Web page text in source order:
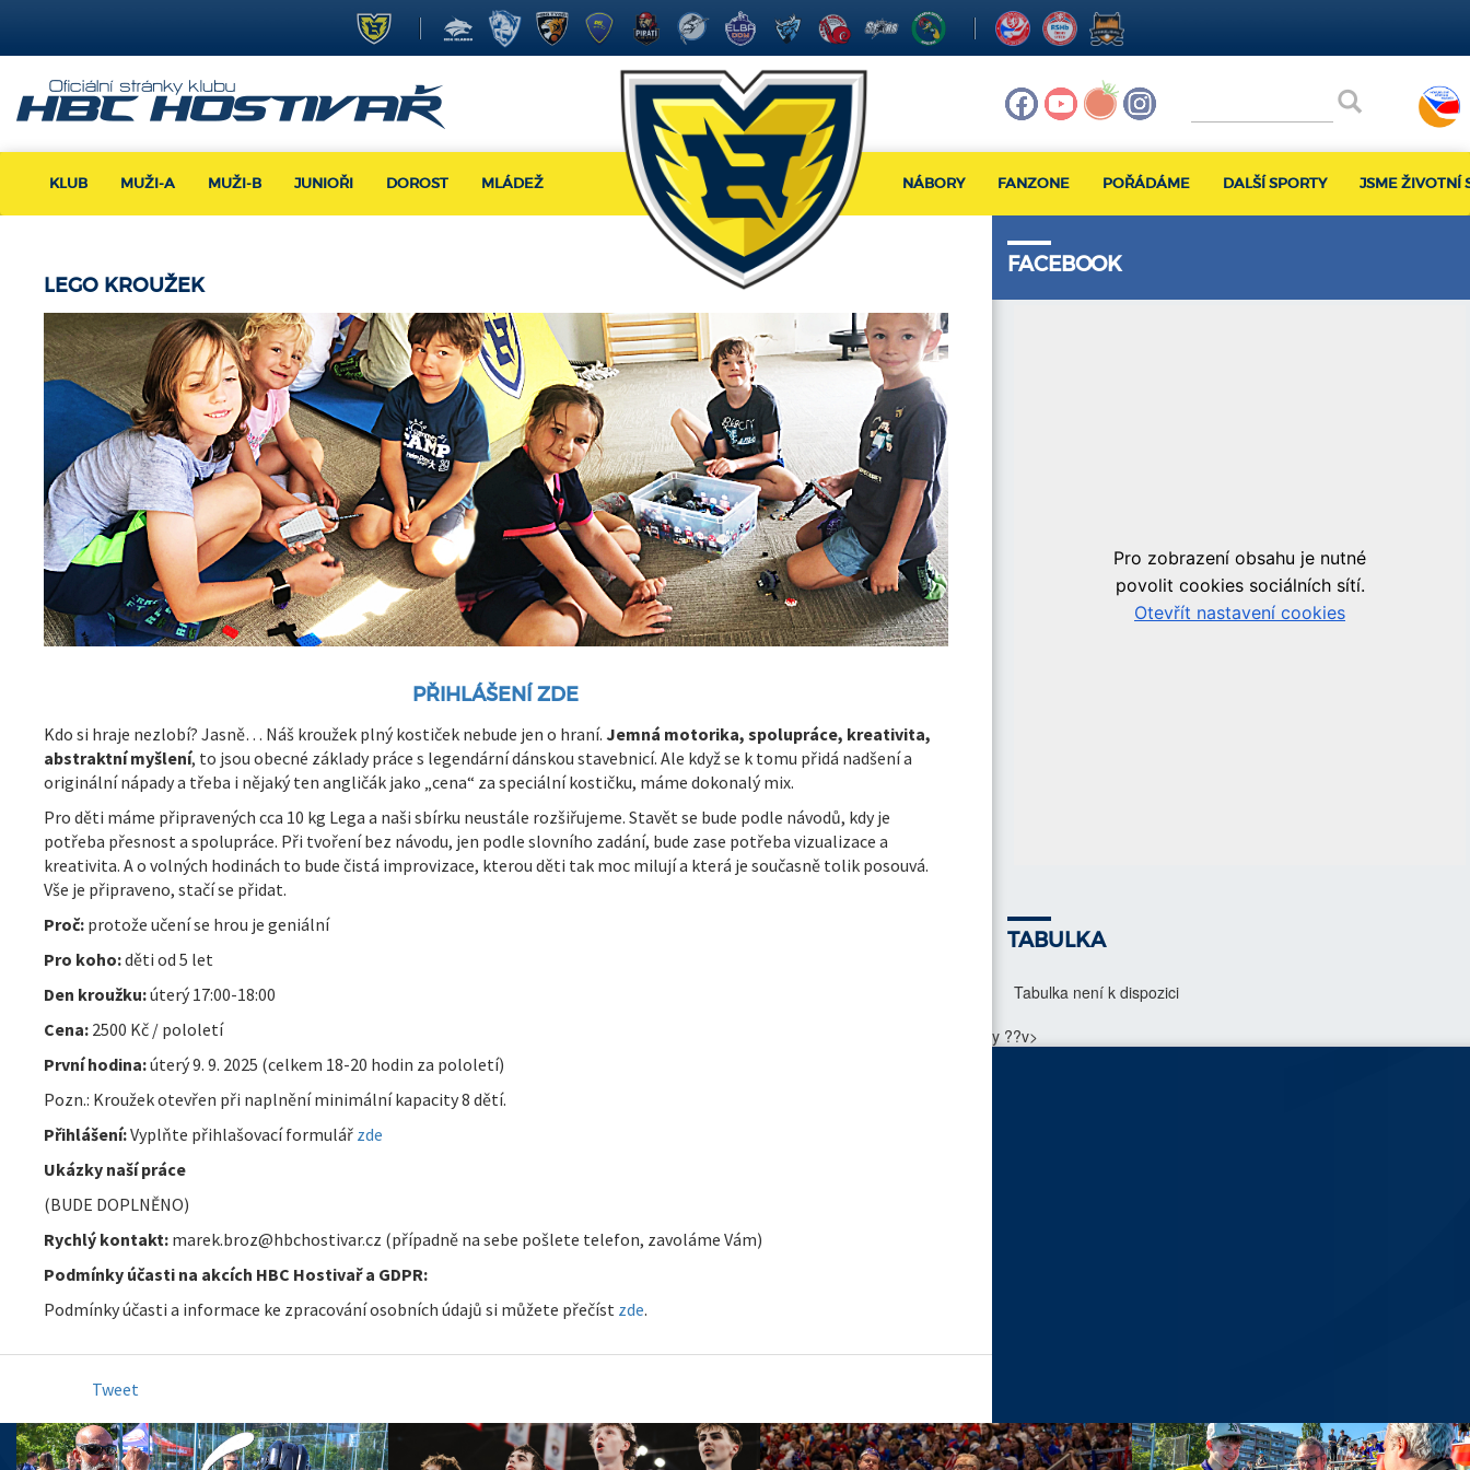
KLUB MUŽI-A MUŽI-B JUNIOŘI DOROST MLÁDEŽ NÁBORY FANZONE POŘÁDÁME DALŠÍ SPORTY JSME ŽIVOTNÍ
LEGO KROUŽEK
PŘIHLÁŠENÍ ZDE
Kdo si hraje nezlobí? Jasně… Náš kroužek plný kostiček nebude jen o hraní. Jemná motorika, spolupráce, kreativita,
abstraktní myšlení, to jsou obecné základy práce s legendární dánskou stavebnicí. Ale když se k tomu přidá nadšení a
originální nápady a třeba i nějaký ten angličák jako „cena“ za speciální kostičku, máme dokonalý mix.
Pro děti máme připravených cca 10 kg Lega a naši sbírku neustále rozšiřujeme. Stavět se bude podle návodů, kdy je
potřeba přesnost a spolupráce. Při tvoření bez návodu, jen podle slovního zadání, bude zase potřeba vizualizace a
kreativita. A o volných hodinách to bude čistá improvizace, kterou děti tak moc milují a která je současně tolik posouvá.
Vše je připraveno, stačí se přidat.
Proč: protože učení se hrou je geniální
Pro koho:děti od 5 let
Den kroužku:úterý 17:00-18:00
Cena: 2500 Kč / pololetí
První hodina:úterý 9. 9. 2025 (celkem 18-20 hodin za pololetí)
Pozn.: Kroužek otevřen při naplnění minimální kapacity 8 dětí.
Přihlášení:Vyplňte přihlašovací formulář zde
Ukázky naší práce
(BUDE DOPLNĚNO)
Rychlý kontakt: marek.broz@hbchostivar.cz (případně na sebe pošlete telefon, zavoláme Vám)
Podmínky účasti na akcích HBC Hostivař a GDPR:
Podmínky účasti a informace ke zpracování osobních údajů si můžete přečíst zde.
Tweet
FACEBOOK
TABULKA
Tabulka není k dispozici
y ??v>